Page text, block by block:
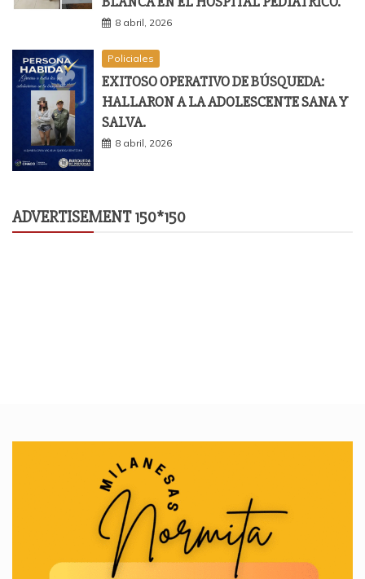
8 abril, 2026
Policiales
EXITOSO OPERATIVO DE BÚSQUEDA:
HALLARON A LA ADOLESCENTE SANA Y
SALVA.
8 abril, 2026
ADVERTISEMENT 150*150